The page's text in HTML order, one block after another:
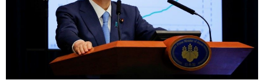
أشخاص
تجارب وآراء
اللغة اليابانية
موسوعة اليابان
تواصل معنا